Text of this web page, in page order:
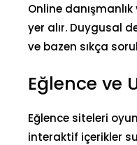
Online
yer alır. Duygusal
ve bazen sıkça
Eğlence ve
Eğlence siteleri
interaktif içerikler